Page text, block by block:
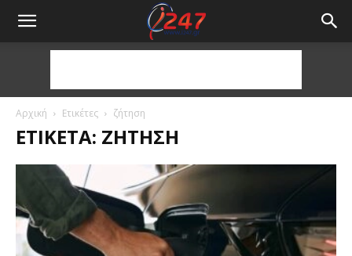
Αρχική Ετικέτες ζήτηση
ΕΤΙΚΈΤΑ: ΖΉΤΗΣΗ